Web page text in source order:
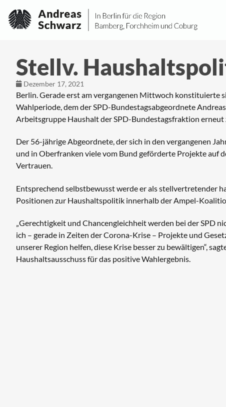
Stellv.
Dezember 17, 2021
Berlin. Gerade erst am vergangenen Mittwoch konstituierte
Wahlperiode, dem der SPD-Bundestagsabgeordnete
Arbeitsgruppe Haushalt der SPD-Bundestagsfraktion
Der 56-jährige Abgeordnete, der sich in den vergangenen
und in Oberfranken viele vom Bund geförderte Projekte auf
Vertrauen.
Entsprechend selbstbewusst werde er als stellvertretender
Positionen zur Haushaltspolitik innerhalb der Ampel-
„Gerechtigkeit und Chancengleichheit werden bei der SPD
ich – gerade in Zeiten der Corona-Krise – Projekte und
unserer Region helfen, diese Krise besser zu bewältigen“,
Haushaltsausschuss für das positive Wahlergebnis.